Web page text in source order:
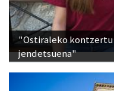
"Ostiraleko kontzertu
jendetsuena"